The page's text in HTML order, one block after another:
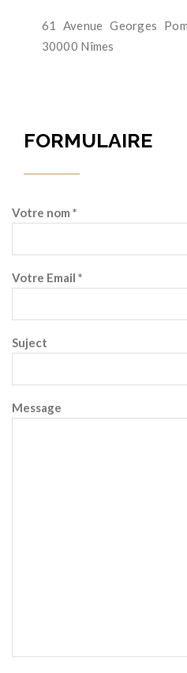
61 Avenue Georges
30000 Nîmes
FORMULAIRE
Votre nom *
Votre Email *
Suject
Message